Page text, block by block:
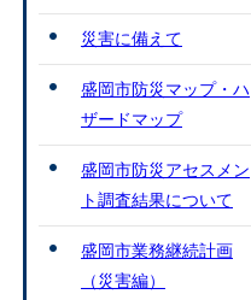
災害に備えて
盛岡市防災マップ・ハ
ザードマップ
盛岡市防災アセスメン
ト調査結果について
盛岡市業務継続計画
（災害編）